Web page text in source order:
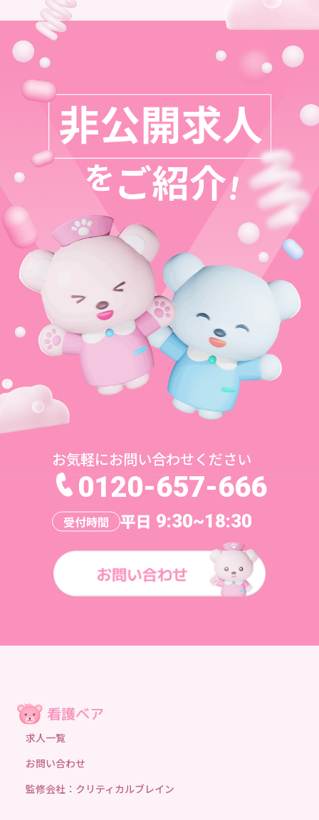
お気軽にお問い合わせください
0120-657-666
受付時間 平日 9:30~18:30
求人一覧
お問い合わせ
監修会社：クリティカルブレイン